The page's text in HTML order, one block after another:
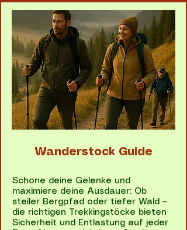
Wanderstock Guide
Schone deine Gelenke und
maximiere deine Ausdauer: Ob
steiler Bergpfad oder tiefer Wald –
die richtigen Trekkingstöcke bieten
Sicherheit und Entlastung auf jeder